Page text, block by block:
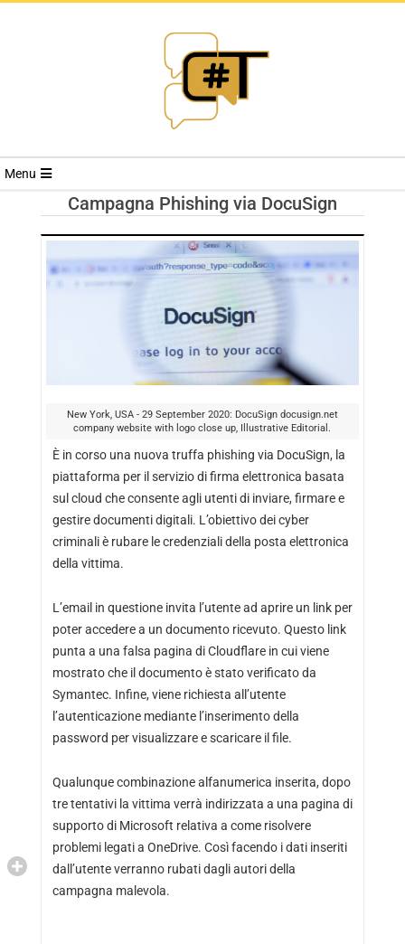
RIVISTA
TRENDS
Menu
Campagna Phishing via DocuSign
New York, USA - 29 September 2020: DocuSign docusign.net
company website with logo close up, Illustrative Editorial.
È in corso una nuova truffa phishing via DocuSign, la
piattaforma per il servizio di firma elettronica basata
sul cloud che consente agli utenti di inviare, firmare e
gestire documenti digitali. L’obiettivo dei cyber
criminali è rubare le credenziali della posta elettronica
della vittima.
L’email in questione invita l’utente ad aprire un link per
poter accedere a un documento ricevuto. Questo link
punta a una falsa pagina di Cloudflare in cui viene
mostrato che il documento è stato verificato da
Symantec. Infine, viene richiesta all’utente
l’autenticazione mediante l’inserimento della
password per visualizzare e scaricare il file.
Qualunque combinazione alfanumerica inserita, dopo
tre tentativi la vittima verrà indirizzata a una pagina di
supporto di Microsoft relativa a come risolvere
problemi legati a OneDrive. Così facendo i dati inseriti
dall’utente verranno rubati dagli autori della
campagna malevola.